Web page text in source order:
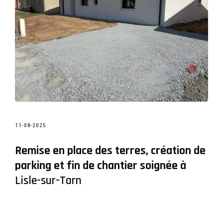
11-08-2025
Remise en place des terres, création de
parking et fin de chantier soignée à
Lisle-sur-Tarn